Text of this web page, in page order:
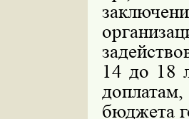
14 до 18
бюджета